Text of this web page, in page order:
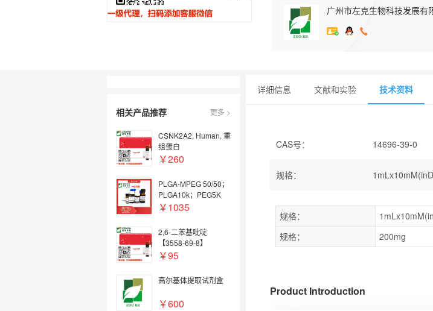
广州市左克生物科技发展有
相关产品推荐 更多 >
CSNK2A2, Human, 重
组蛋白
￥260
PLGA-MPEG 50/50；
PLGA10k；PEG5K
￥1035
2,6-二苯基吡啶
【3558-69-8】
￥95
高尔基体提取试剂盒
￥600
详细信息 文献和实验 技术资料
CAS号： 14696-39-0
规格：
规格：
规格：
200mg
Product Introduction